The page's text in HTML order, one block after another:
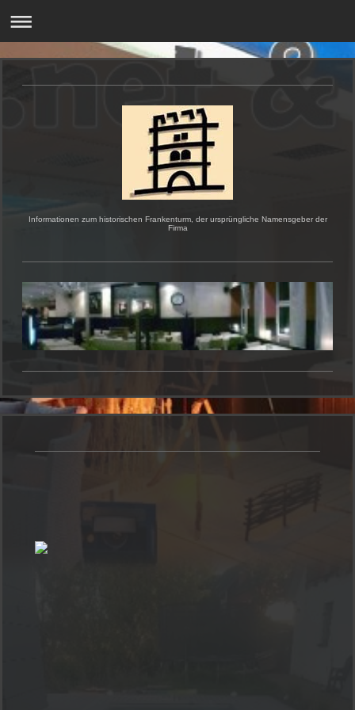
Informationen zum historischen Frankenturm, der ursprüngliche Namensgeber der
Firma